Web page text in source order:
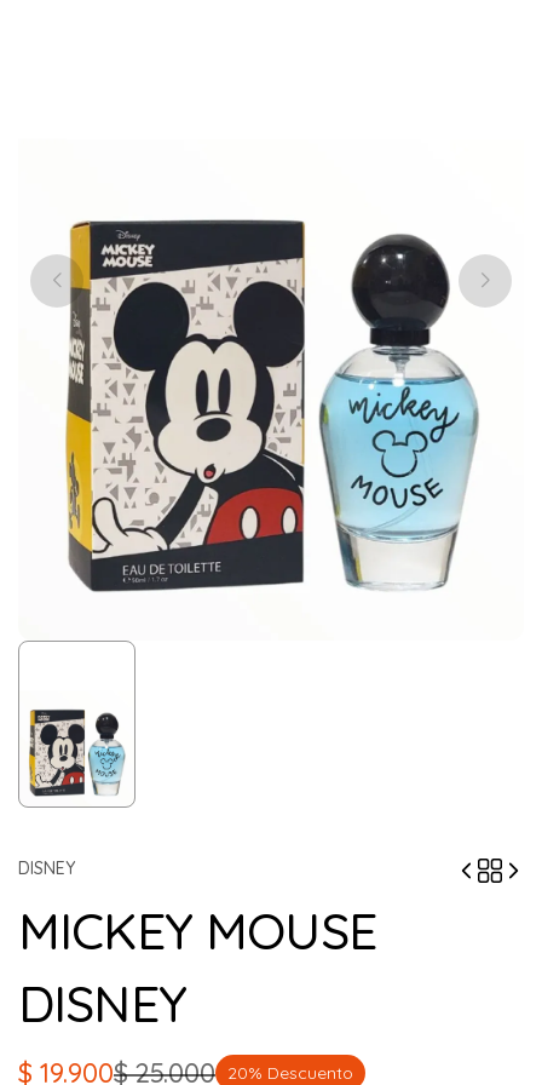
DISNEY
MICKEY MOUSE
DISNEY
$25.000
$ 19.900 20% Descuento